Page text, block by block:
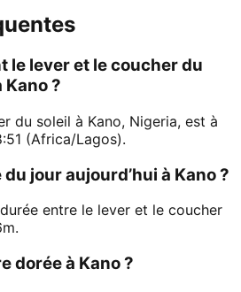
le lever et le coucher du
Kano ?
du soleil à Kano, Nigeria, est à
(Africa/Lagos).
jour aujourd’hui à Kano ?
entre le lever et le coucher
dorée à Kano ?